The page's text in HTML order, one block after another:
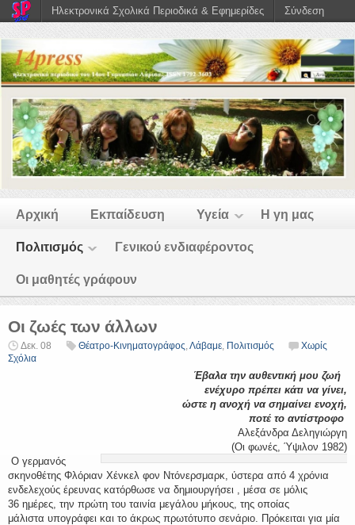
Αρχική Εκπαίδευση Υγεία Η γη μας
Πολιτισμός Γενικού ενδιαφέροντος
Οι μαθητές γράφουν
Οι ζωές των άλλων
Δεκ. 08 Θέατρο-Κινηματογράφος,Λάβαμε, Πολιτισμός
Χωρίς
Σχόλια
Έβαλα την αυθεντική μου ζωή
ενέχυρο πρέπει κάτι να γίνει,
ώστε η ανοχή να σημαίνει ενοχή,
ποτέ το αντίστροφο
Αλεξάνδρα Δεληγιώργη
(Οι φωνές, Ύψιλον 1982)
Ο γερμανός
σκηνοθέτης Φλόριαν Χένκελ φον Ντόνερσμαρκ, ύστερα από 4 χρόνια
ενδελεχούς έρευνας κατόρθωσε να δημιουργήσει , μέσα σε μόλις
36 ημέρες, την πρώτη του ταινία μεγάλου μήκους, της οποίας
μάλιστα υπογράφει και το άκρως πρωτότυπο σενάριο. Πρόκειται για μία
Ηλεκτρονικά Σχολικά Περιοδικά & Εφημερίδες Σύνδεση